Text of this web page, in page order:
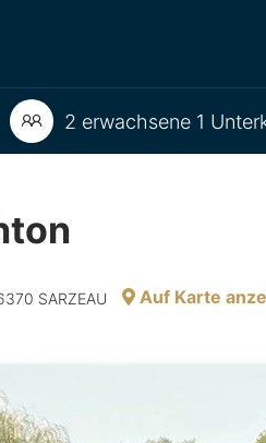
2 erwachsene 1
SARZEAU Auf Karte